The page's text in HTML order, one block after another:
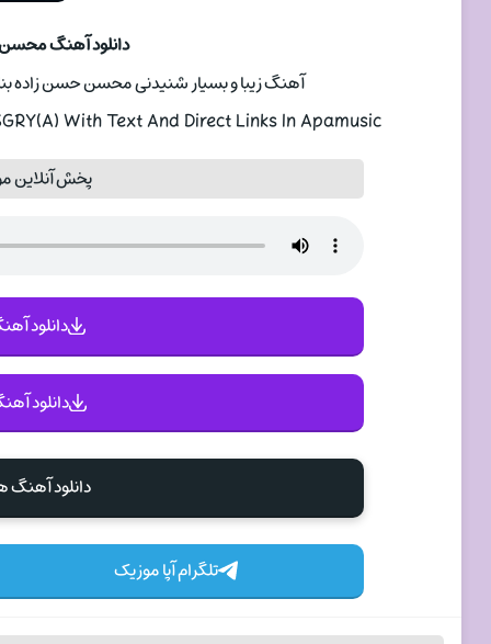
دانلود آهنگ
آهنگ زیبا و بسیار شنیدنی محسن حسن زاده بنام
With Text And Direct Links In Apamusic
پخش آنلاین
دانلود
دانلود
دانلود
تلگرام آپا موزیک